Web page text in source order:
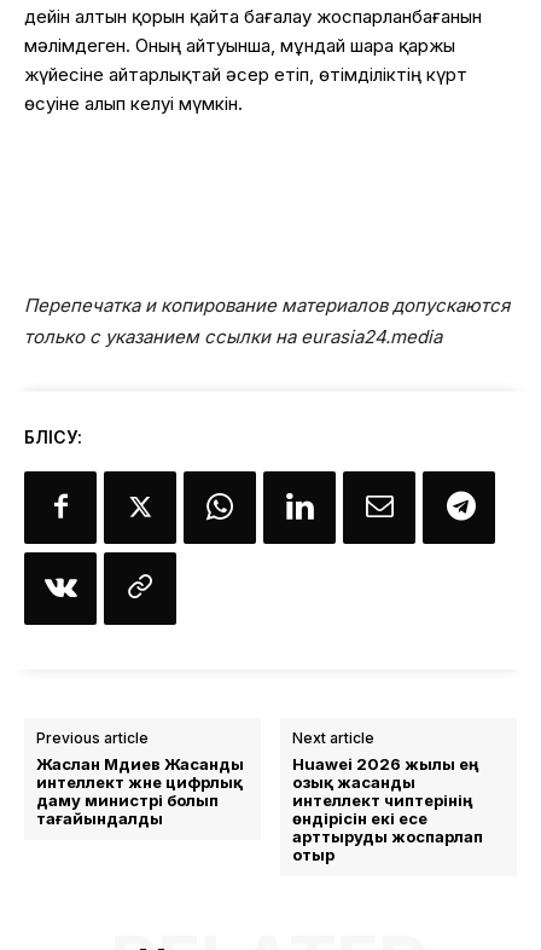
дейін алтын қорын қайта бағалау жоспарланбағанын
мәлімдеген. Оның айтуынша, мұндай шара қаржы
жүйесіне айтарлықтай әсер етіп, өтімділіктің күрт
өсуіне алып келуі мүмкін.
Перепечатка и копирование материалов допускаются
только с указанием ссылки на eurasia24.media
БӨЛІСУ:
Previous article
Жаслан Мәдиев Жасанды
интеллект және цифрлық
даму министрі болып
тағайындалды
Next article
Huawei 2026 жылы ең
озық жасанды
интеллект чиптерінің
өндірісін екі есе
арттыруды жоспарлап
отыр